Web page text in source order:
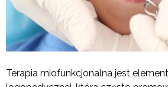
Terapia miofunkcjonalna jest